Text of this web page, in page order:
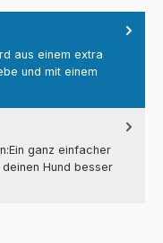
aus einem extra
und mit einem
ganz einfacher
Hund besser